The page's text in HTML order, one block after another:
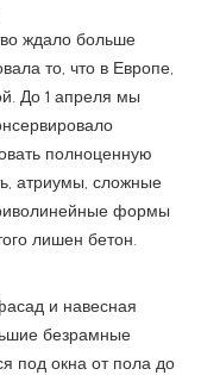
ждало больше
то, что в Европе,
До 1 апреля мы
полноценную
атриумы, сложные
формы
лишен бетон.
и навесная
безрамные
под окна от пола до